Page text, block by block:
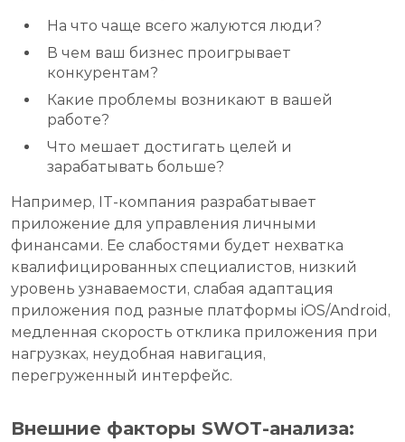
На что чаще всего жалуются люди?
В чем ваш бизнес проигрывает
конкурентам?
Какие проблемы возникают в вашей
работе?
Что мешает достигать целей и
зарабатывать больше?
Например, IT-компания разрабатывает
приложение для управления личными
финансами. Ее слабостями будет нехватка
квалифицированных специалистов, низкий
уровень узнаваемости, слабая адаптация
приложения под разные платформы iOS/Android,
медленная скорость отклика приложения при
нагрузках, неудобная навигация,
перегруженный интерфейс.
Внешние факторы SWOT-анализа: